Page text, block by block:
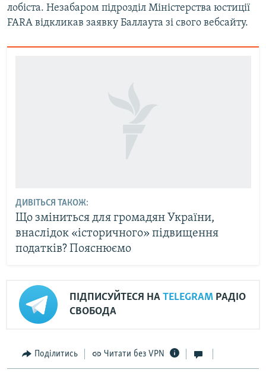
лобіста. Незабаром підрозділ Міністерства юстиції
FARA відкликав заявку Баллаута зі свого вебсайту.
ДИВІТЬСЯ ТАКОЖ:
Що зміниться для громадян України,
внаслідок «історичного» підвищення
податків? Пояснюємо
ПІДПИСУЙТЕСЯ НА TELEGRAM РАДІО
СВОБОДА
Поділитись Читати без VPN